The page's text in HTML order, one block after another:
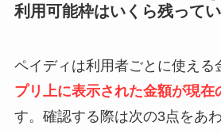
利用可能枠はいくら残って
ペイディは利用者ごとに使える
プリ上に表示された金額が現在
す。確認する際は次の3点をあ